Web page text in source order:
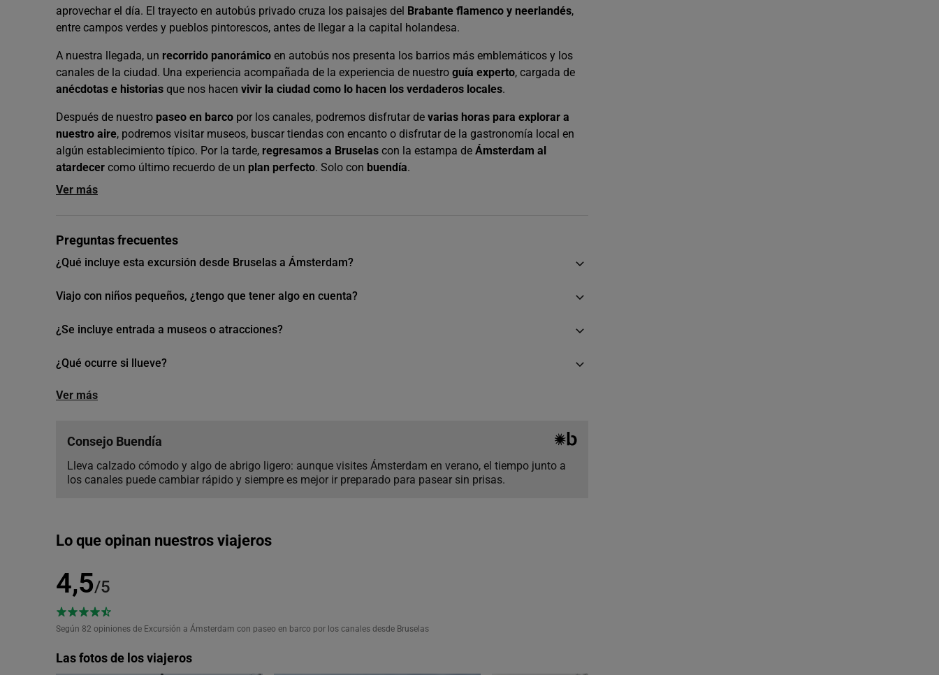
aprovechar el día. El trayecto en autobús privado cruza los paisajes del Brabante flamenco y neerlandés,
entre campos verdes y pueblos pintorescos, antes de llegar a la capital holandesa.
A nuestra llegada, un recorrido panorámico en autobús nos presenta los barrios más emblemáticos y los
canales de la ciudad. Una experiencia acompañada de la experiencia de nuestro guía experto, cargada de
anécdotas e historias que nos hacen vivir la ciudad como lo hacen los verdaderos locales.
Después de nuestro paseo en barco por los canales, podremos disfrutar de varias horas para explorar a
nuestro aire, podremos visitar museos, buscar tiendas con encanto o disfrutar de la gastronomía local en
algún establecimiento típico. Por la tarde, regresamos a Bruselas con la estampa de Ámsterdam al
atardecer como último recuerdo de un plan perfecto. Solo con buendía.
Ver más
Preguntas frecuentes
¿Qué incluye esta excursión desde Bruselas a Ámsterdam?
Viajo con niños pequeños, ¿tengo que tener algo en cuenta?
¿Se incluye entrada a museos o atracciones?
¿Qué ocurre si llueve?
Ver más
Consejo Buendía
Lleva calzado cómodo y algo de abrigo ligero: aunque visites Ámsterdam en verano, el tiempo junto a
los canales puede cambiar rápido y siempre es mejor ir preparado para pasear sin prisas.
Lo que opinan nuestros viajeros
4,5/5
Según 82 opiniones de Excursión a Ámsterdam con paseo en barco por los canales desde Bruselas
Las fotos de los viajeros